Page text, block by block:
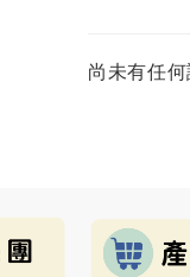
尚未有任